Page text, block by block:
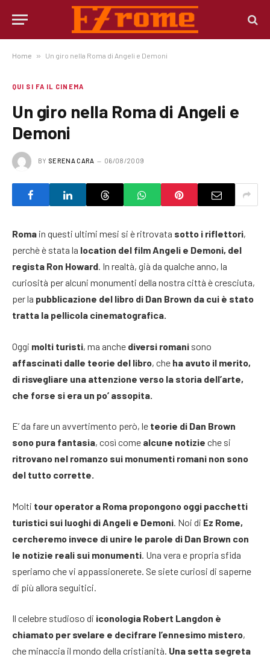
Home » Un giro nella Roma di Angeli e Demoni
QUI SI FA IL CINEMA
Un giro nella Roma di Angeli e
Demoni
BY SERENA CARA 06/08/2009
Roma in questi ultimi mesi si è ritrovata sotto i riflettori,
perchè è stata la location del film Angeli e Demoni, del
regista Ron Howard. In realtà, già da qualche anno, la
curiosità per alcuni monumenti della nostra città è cresciuta,
per la pubblicazione del libro di Dan Brown da cui è stato
tratta la pellicola cinematografica.
Oggi molti turisti, ma anche diversi romani sono
affascinati dalle teorie del libro, che ha avuto il merito,
di risvegliare una attenzione verso la storia dell’arte,
che forse si era un po’ assopita.
E’ da fare un avvertimento però, le teorie di Dan Brown
sono pura fantasia, così come alcune notizie che si
ritrovano nel romanzo sui monumenti romani non sono
del tutto corrette.
Molti tour operator a Roma propongono oggi pacchetti
turistici sui luoghi di Angeli e Demoni . Noi di Ez Rome,
cercheremo invece di unire le parole di Dan Brown con
le notizie reali sui monumenti . Una vera e propria sfida
speriamo che vi appassionerete. Se siete curiosi di saperne
di più allora seguitici.
Il celebre studioso di iconologia Robert Langdon è
chiamato per svelare e decifrare l’ennesimo mistero,
che minaccia il mondo della cristianità. Una setta segreta